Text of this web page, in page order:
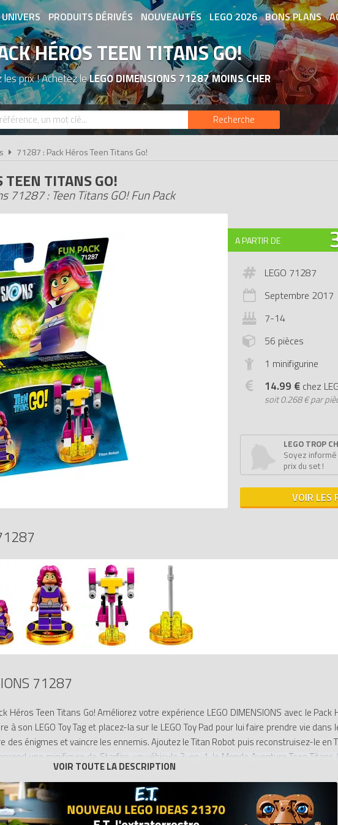
UNIVERS PRODUITS DÉRIVÉS NOUVEAUTÉS LEGO 2026 BONS PLANS
ASSOCIATIONS DE FANS EXPOSITIONS LEGO LEGO LES
DERNIERS
HÉROS TEEN TITANS GO!
les prix ! Achetez leLEGO DIMENSIONS 71287 MOINS CHER
Recherche
71287 : Pack Héros Teen Titans Go!
TEEN TITANS GO!
71287 : Teen Titans GO! Fun Pack
A PARTIR DE
LEGO 71287
Septembre 2017
7-14
56 pièces
1 minifigurine
14.99 € chez
soit0.268 € par
LEGO TROP
Soyez
prix du set !
VOIR LES
71287
Teen Titans Go! Améliorez votre expérience LEGO DIMENSIONS avec le Pack
à son LEGO Toy Tag et placez-la sur le LEGO Toy Pad pour lui faire prendre vie dans
énigmes et vaincre les ennemis. Ajoutez le Titan Robot puis reconstruisez-le en
une minifigure de Starfire, un véhicule 3-en-1, le Monde Aventure Teen Titans
et le Titan Robot 3-en-1 reconstructible.
Toy Tag détachable.
Retriever.